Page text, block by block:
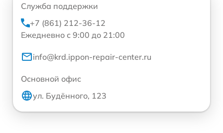
Служба поддержки
+7 (861) 212-36-12
Ежедневно с 9:00 до 21:00
info@krd.ippon-repair-center.ru
Основной офис
ул. Будённого, 123